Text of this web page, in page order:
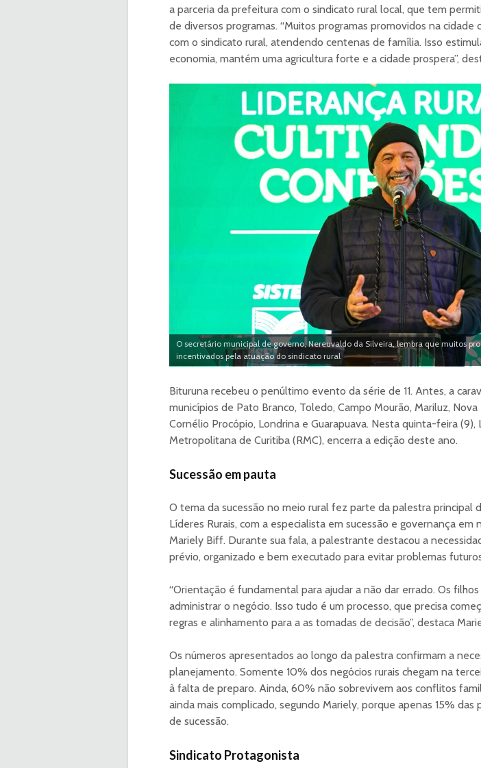
a parceria da prefeitura com o sindicato rural local, que tem
de diversos programas. “Muitos programas promovidos na cidade
com o sindicato rural, atendendo centenas de família. Isso
economia, mantém uma agricultura forte e a cidade prospera”,
O secretário municipal de governo, Nereuvaldo da Silveira, lembra que muitos
incentivados pela atuação do sindicato rural
Bituruna recebeu o penúltimo evento da série de 11. Antes, a
municípios de Pato Branco, Toledo, Campo Mourão, Mariluz, Nova
Cornélio Procópio, Londrina e Guarapuava. Nesta quinta-feira (9),
Metropolitana de Curitiba (RMC), encerra a edição deste ano.
Sucessão em pauta
O tema da sucessão no meio rural fez parte da palestra principal
Líderes Rurais, com a especialista em sucessão e governança em
Mariely Biff. Durante sua fala, a palestrante destacou a
prévio, organizado e bem executado para evitar problemas
“Orientação é fundamental para ajudar a não dar errado. Os
administrar o negócio. Isso tudo é um processo, que precisa
regras e alinhamento para a as tomadas de decisão”, destaca
Os números apresentados ao longo da palestra confirmam a
planejamento. Somente 10% dos negócios rurais chegam na
à falta de preparo. Ainda, 60% não sobrevivem aos conflitos
ainda mais complicado, segundo Mariely, porque apenas 15%
de sucessão.
Sindicato Protagonista